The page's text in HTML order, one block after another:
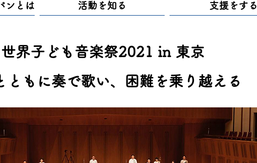
ンとは 活動を知る 支援をする
世界子ども音楽祭2021 in 東京
ともに奏で歌い、困難を乗り越える